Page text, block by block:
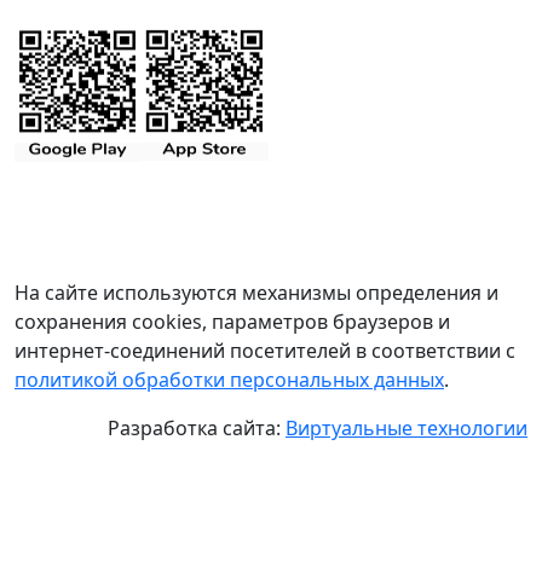
На сайте используются механизмы определения и
сохранения cookies, параметров браузеров и
интернет-соединений посетителей в соответствии с
политикой обработки персональных данных.
Разработка сайта: Виртуальные технологии